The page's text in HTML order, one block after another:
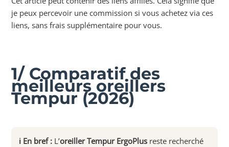
je peux percevoir une commission si vous achetez via ces
liens, sans frais supplémentaire pour vous.
1/ Comparatif des
meilleurs oreillers
Tempur (2026)
ℹ️ En bref : L’oreiller Tempur ErgoPlus reste recherché